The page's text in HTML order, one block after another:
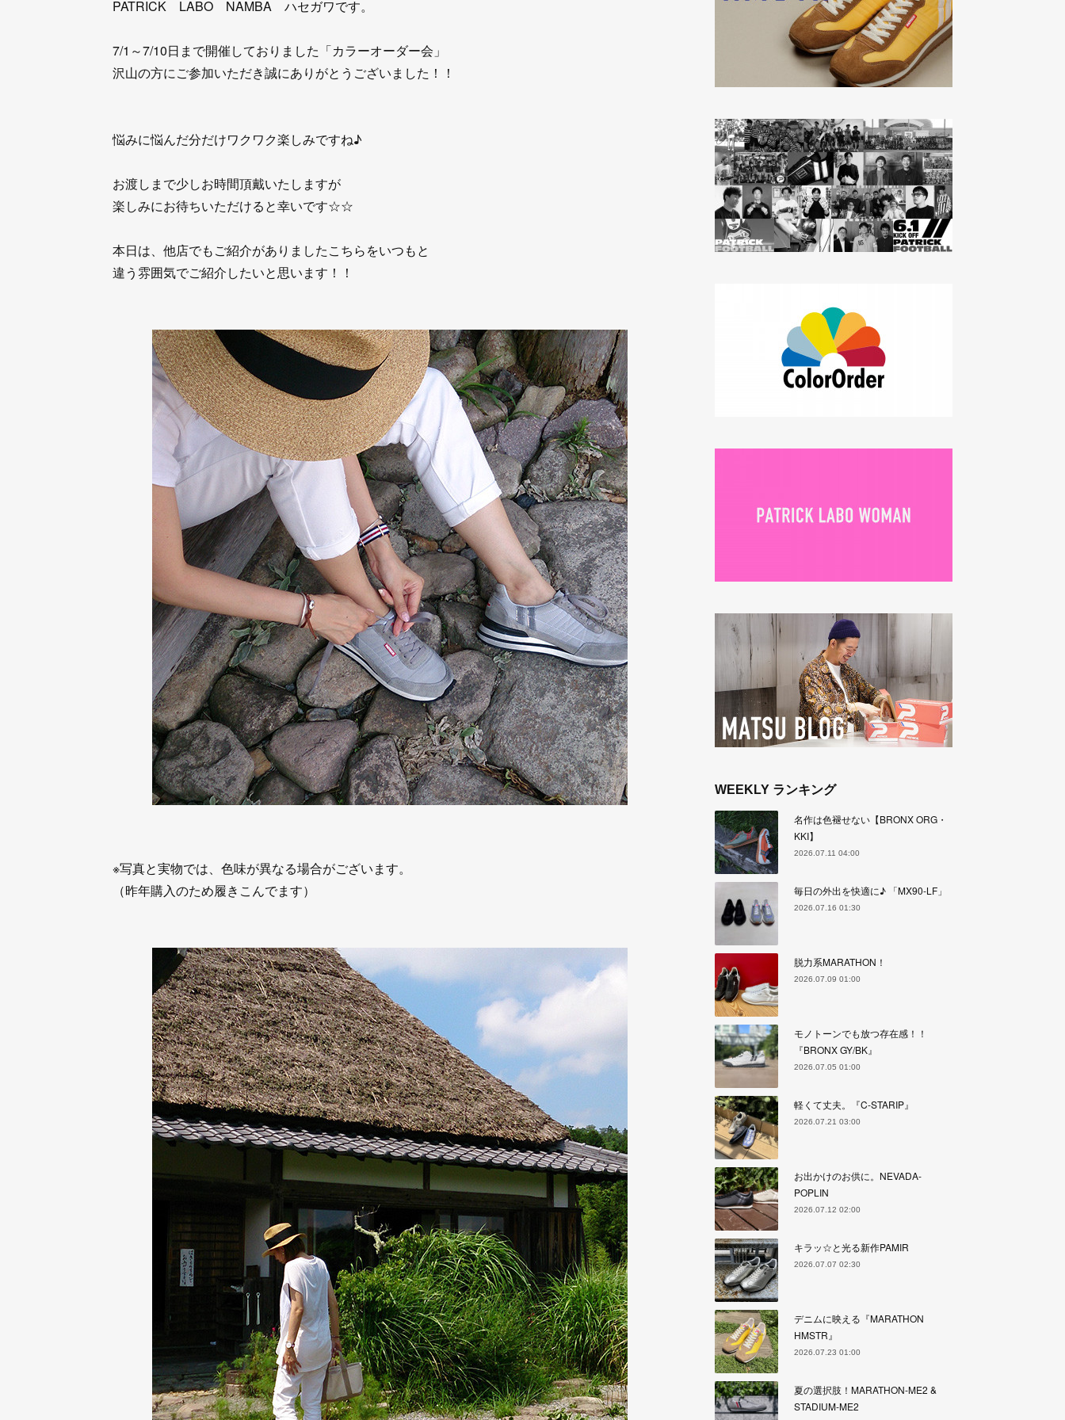
PATRICK LABO NAMBA ハセガワです。
7/1～7/10日まで開催しておりました「カラーオーダー会」
沢山の方にご参加いただき誠にありがとうございました！！
悩みに悩んだ分だけワクワク楽しみですね♪
お渡しまで少しお時間頂戴いたしますが
楽しみにお待ちいただけると幸いです☆☆
本日は、他店でもご紹介がありましたこちらをいつもと
違う雰囲気でご紹介したいと思います！！
※写真と実物では、色味が異なる場合がございます。
（昨年購入のため履きこんでます）
WEEKLY ランキング
名作は色褪せない【BRONX ORG・
KKI】
2026.07.11 04:00
毎日の外出を快適に♪ 「MX90-LF」
2026.07.16 01:30
脱力系MARATHON！
2026.07.09 01:00
モノトーンでも放つ存在感！！
『BRONX GY/BK』
2026.07.05 01:00
軽くて丈夫。『C-STARIP』
2026.07.21 03:00
お出かけのお供に。NEVADA-
POPLIN
2026.07.12 02:00
キラッ☆と光る新作PAMIR
2026.07.07 02:30
デニムに映える『MARATHON
HMSTR』
2026.07.23 01:00
夏の選択肢！MARATHON-ME2 &
STADIUM-ME2